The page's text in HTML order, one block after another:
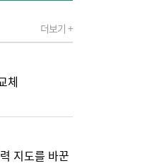
더보기 +
체
지도를 바꾼